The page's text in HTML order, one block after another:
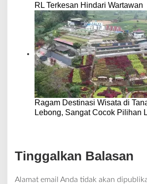
RL Terkesan Hindari Wartawan
Ragam Destinasi Wisata di
Lebong, Sangat Cocok Pilihan
Tinggalkan Balasan
Alamat email Anda tidak akan